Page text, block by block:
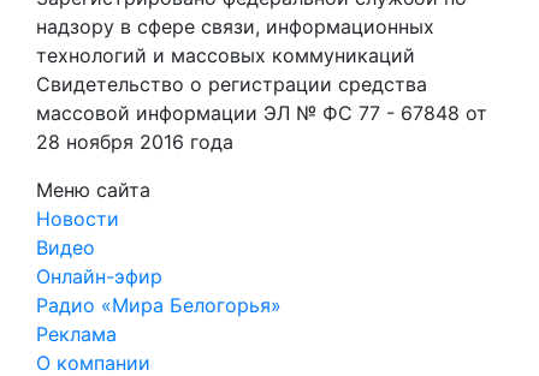
надзору в сфере связи, информационных
технологий и массовых коммуникаций
Свидетельство о регистрации средства
массовой информации ЭЛ № ФС 77 - 67848 от
28 ноября 2016 года
Меню сайта
Новости
Видео
Онлайн-эфир
Радио «Мира Белогорья»
Реклама
О компании